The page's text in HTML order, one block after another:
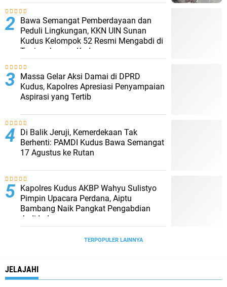
Bawa Semangat Pemberdayaan dan
Peduli Lingkungan, KKN UIN Sunan
Kudus Kelompok 52 Resmi Mengabdi di
Tanjungkarang Kudus
Massa Gelar Aksi Damai di DPRD
Kudus, Kapolres Apresiasi Penyampaian
Aspirasi yang Tertib
Di Balik Jeruji, Kemerdekaan Tak
Berhenti: PAMDI Kudus Bawa Semangat
17 Agustus ke Rutan
Kapolres Kudus AKBP Wahyu Sulistyo
Pimpin Upacara Perdana, Aiptu
Bambang Naik Pangkat Pengabdian
Jadi Ipda
TERPOPULER LAINNYA
JELAJAHI